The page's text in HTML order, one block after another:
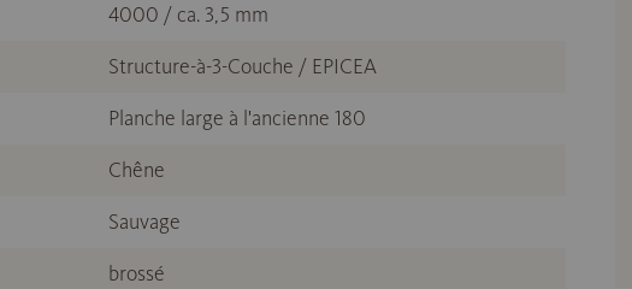
4000 / ca. 3,5 mm
Structure-à-3-Couche / EPICEA
Planche large à l'ancienne 180
Chêne
Sauvage
brossé